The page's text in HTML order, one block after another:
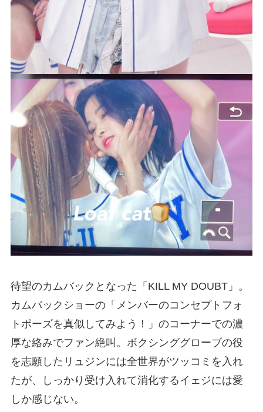
待望のカムバックとなった「KILL MY DOUBT」。
カムバックショーの「メンバーのコンセプトフォ
トポーズを真似してみよう！」のコーナーでの濃
厚な絡みでファン絶叫。ボクシンググローブの役
を志願したリュジンには全世界がツッコミを入れ
たが、しっかり受け入れて消化するイェジには愛
しか感じない。